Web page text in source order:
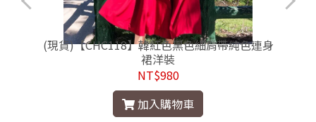
(現貨)【CHC118】韓紅色黑色細肩帶純色連身
裙洋裝
NT$980
加入購物車